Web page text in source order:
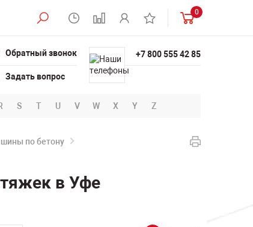
0
Обратный звонок
Задать вопрос
+7 800 555 42 85
S T U V W X Y Z
по бетону
в Уфе